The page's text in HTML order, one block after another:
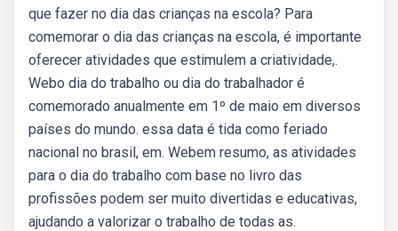
que fazer no dia das crianças na escola? Para
comemorar o dia das crianças na escola, é importante
oferecer atividades que estimulem a criatividade,.
Webo dia do trabalho ou dia do trabalhador é
comemorado anualmente em 1º de maio em diversos
países do mundo. essa data é tida como feriado
nacional no brasil, em. Webem resumo, as atividades
para o dia do trabalho com base no livro das
profissões podem ser muito divertidas e educativas,
ajudando a valorizar o trabalho de todas as.